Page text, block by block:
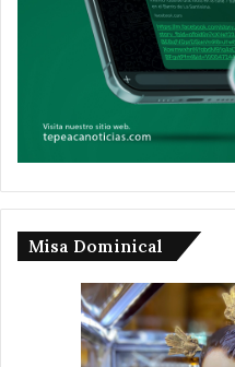
Misa Dominical